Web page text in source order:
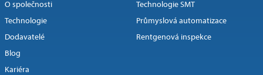
O společnosti
Technologie
Dodavatelé
Blog
Kariéra
Technologie SMT
Průmyslová automatizace
Rentgenová inspekce